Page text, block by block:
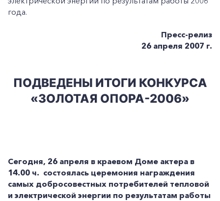
года.
Пресс-релиз
26 апреля 2007 г.
ПОДВЕДЕНЫ ИТОГИ КОНКУРСА
«ЗОЛОТАЯ ОПОРА-2006»
Сегодня, 26 апреля в краевом Доме актера в
14.00 ч. состоялась церемония награждения
самых добросовестных потребителей тепловой
и электрической энергии по результатам работы